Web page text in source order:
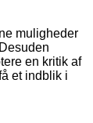
muligheder
en kritik af
et indblik i